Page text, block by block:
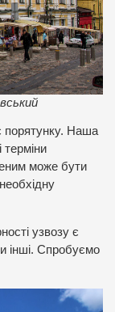
порятунку. Наша
терміни
може бути
узвозу є
інші. Спробуємо